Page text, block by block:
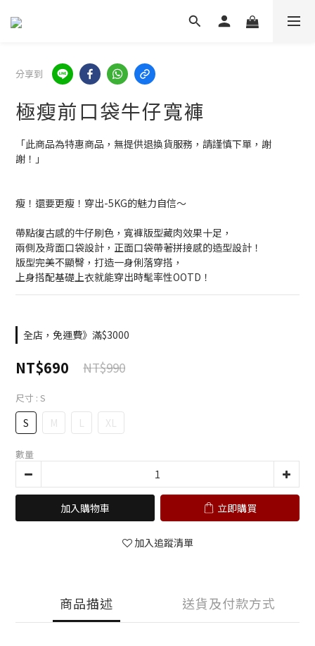
分享到
極瘦前口袋牛仔寬褲
「此商品為特惠商品，無提供退換貨服務，請謹慎下單，謝
謝！」
瘦！還要更瘦！穿出-5KG的魅力自信～
帶點復古感的牛仔刷色，寬褲版型藏肉效果十足，
兩側及背面口袋設計，正面口袋帶著拼接感的造型設計！
版型完美不顯臀，打造一身俐落穿搭，
上身搭配基礎上衣就能穿出時髦率性OOTD！
全店，免運費》滿$3000
NT$690 NT$990
尺寸 : S
S M L XL
數量
加入購物車 立即購買
加入追蹤清單
商品描述 送貨及付款方式